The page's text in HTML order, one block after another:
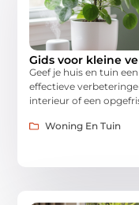
Gids voor kleine
Geef je huis en tuin
effectieve
interieur of een
Woning En Tuin